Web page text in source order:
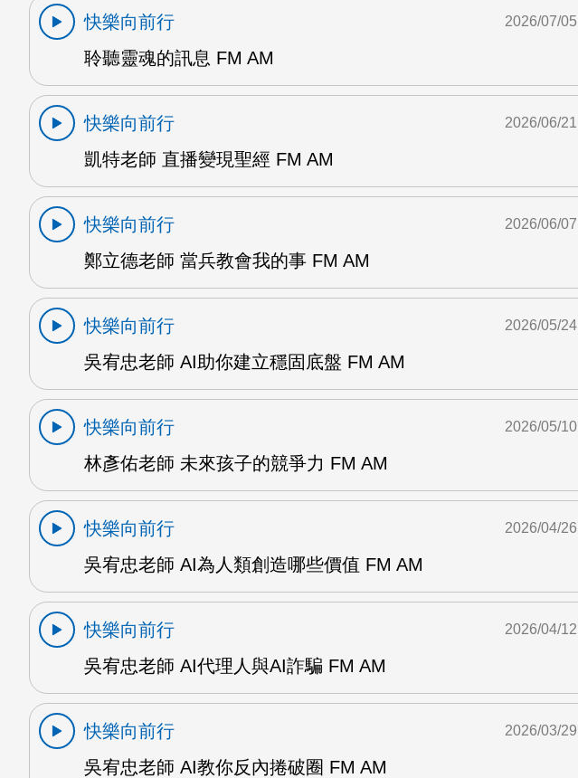
快樂向前行
聆聽靈魂的訊息 FM AM
2026/07/05
快樂向前行
凱特老師 直播變現聖經 FM AM
2026/06/21
快樂向前行
鄭立德老師 當兵教會我的事 FM AM
2026/06/07
快樂向前行
吳宥忠老師 AI助你建立穩固底盤 FM AM
2026/05/24
快樂向前行
林彥佑老師 未來孩子的競爭力 FM AM
2026/05/10
快樂向前行
吳宥忠老師 AI為人類創造哪些價值 FM AM
2026/04/26
快樂向前行
吳宥忠老師 AI代理人與AI詐騙 FM AM
2026/04/12
快樂向前行
吳宥忠老師 AI教你反內捲破圈 FM AM
2026/03/29